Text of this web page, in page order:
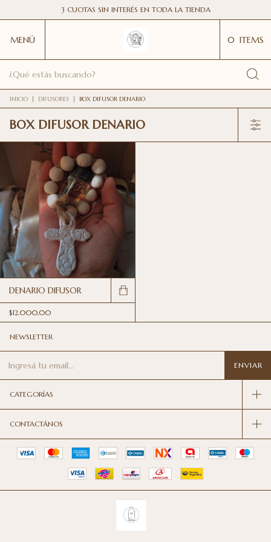
3 CUOTAS SIN INTERÉS EN TODA LA TIENDA
MENÚ 0 ITEMS
INICIO | DIFUSORES | BOX DIFUSOR DENARIO
BOX DIFUSOR DENARIO
DENARIO DIFUSOR
$12.000,00
NEWSLETTER
CATEGORÍAS
CONTACTÁNOS